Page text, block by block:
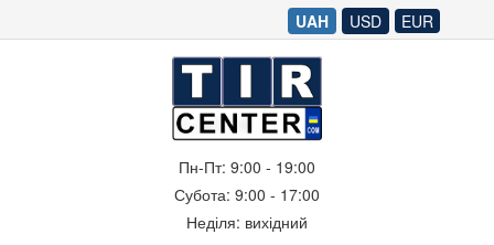
UAH USD EUR
Пн-Пт: 9:00 - 19:00
Субота: 9:00 - 17:00
Неділя: вихідний